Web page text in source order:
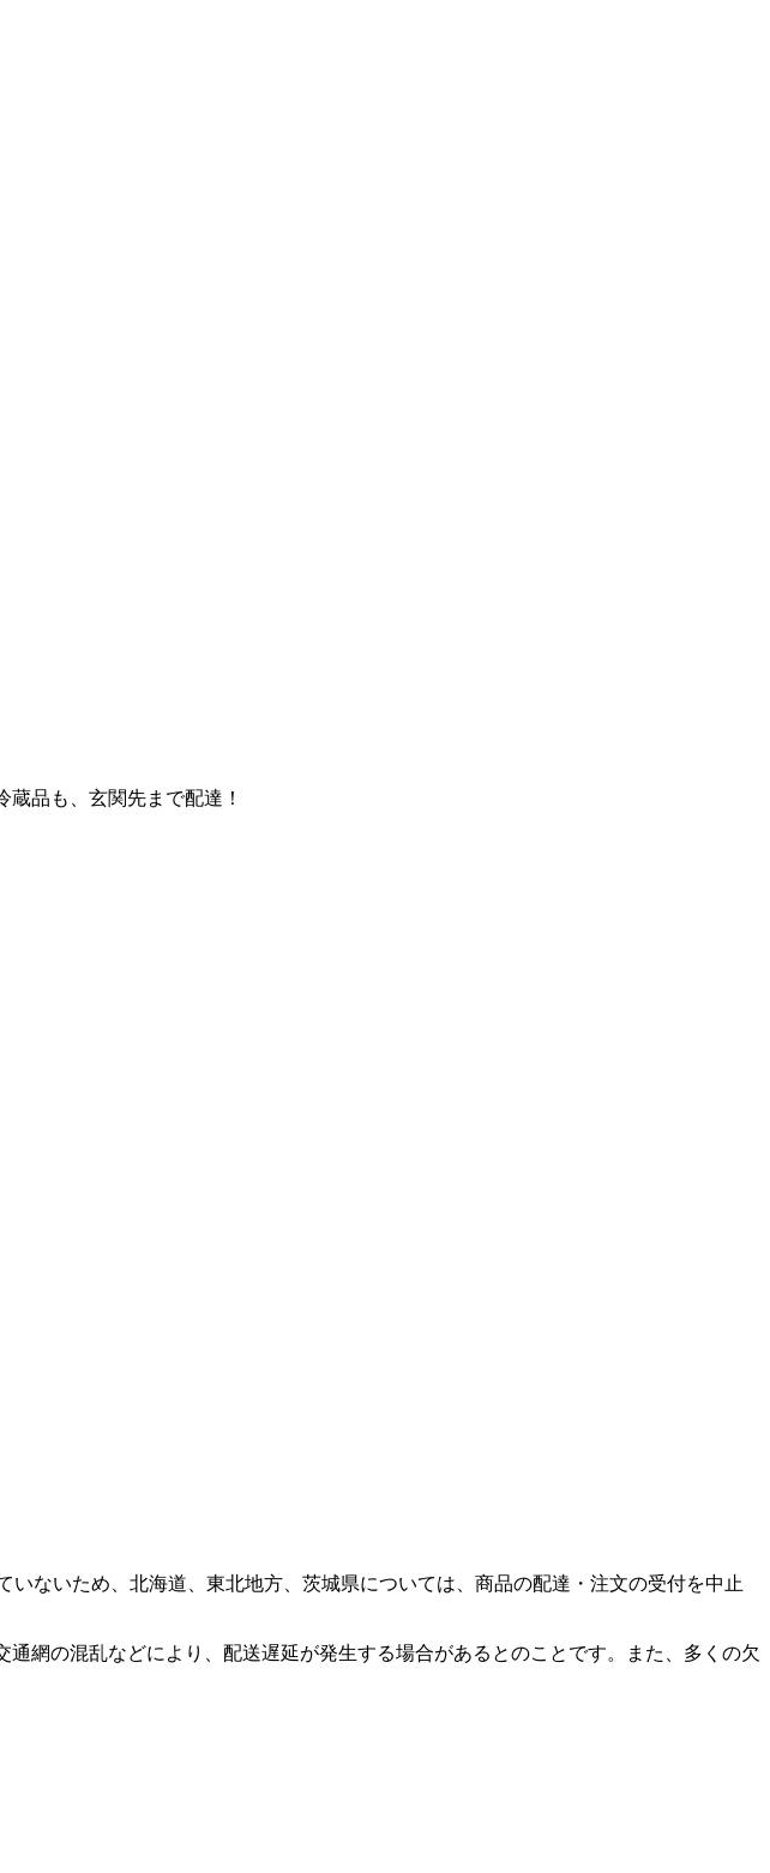
品も、玄関先まで配達！
ないため、北海道、東北地方、茨城県については、商品の配達・注文の受付を中止
網の混乱などにより、配送遅延が発生する場合があるとのことです。また、多くの欠